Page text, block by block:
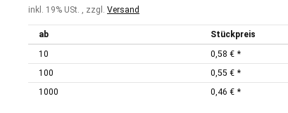
inkl. 19% USt. , zzgl. Versand
ab
Stückpreis
10
0,58 € *
100
0,55 € *
1000
0,46 € *